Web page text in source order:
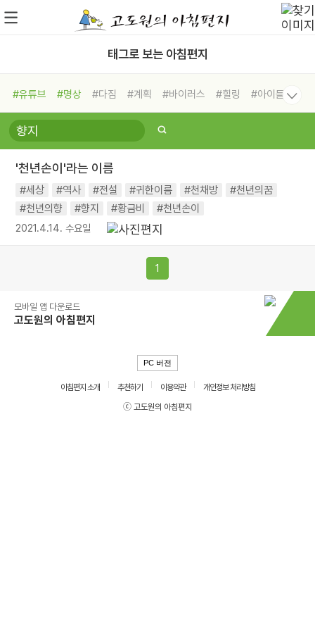
태그로 보는 아침편지
#유튜브 #명상 #다짐 #계획 #바이러스 #힐링
#아이들
#비전캠프
#독서캠프 #삶
#희망
#나눔 #친구 #링컨학교
#독서
#건강 #면역력
'천년손이'라는 이름
#세상 #역사 #전설 #귀한이름 #천채방
#천년의꿈
#천년의향
#향지 #황금비 #천년손이
2021.4.14. 수요일
1
모바일 앱 다운로드
고도원의 아침편지
PC 버전
아침편지 소개 추천하기 이용약관
개인정보 처리방침
ⓒ 고도원의 아침편지